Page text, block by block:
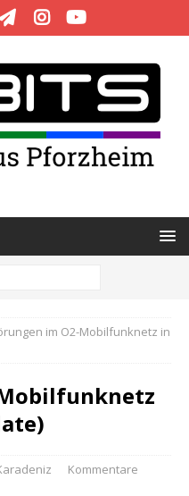
im O2-Mobilfunknetz in
Kommentare